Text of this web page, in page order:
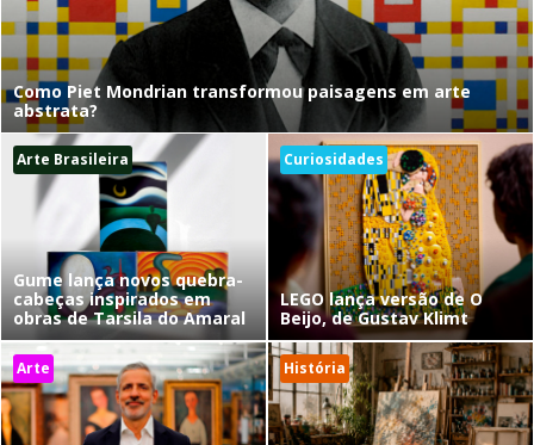
Como Piet Mondrian transformou paisagens em arte
abstrata?
Arte Brasileira
Gume lança novos quebra-
cabeças inspirados em
obras de Tarsila do Amaral
Curiosidades
LEGO lança versão de O
Beijo, de Gustav Klimt
Arte História